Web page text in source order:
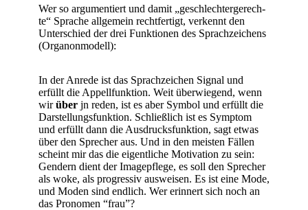
Wer so argu­men­tiert und damit „geschlech­ter­ge­rech­
te“ Spra­che all­ge­mein recht­fer­tigt, ver­kennt den
Unter­schied der drei Funk­tio­nen des Sprach­zei­chens
(Orga­non­mo­dell):
In der Anre­de ist das Sprach­zei­chen Signal und
erfüllt die Appell­funk­ti­on. Weit über­wie­gend, wenn
wirüber jn reden, ist es aber Sym­bol und erfüllt die
Dar­stel­lungs­funk­ti­on. Schließ­lich ist es Sym­ptom
und erfüllt dann die Aus­drucks­funk­ti­on, sagt etwas
über den Spre­cher aus. Und in den meis­ten Fäl­len
scheint mir das die eigent­li­che Moti­va­ti­on zu sein:
Gen­dern dient der Image­pfle­ge, es soll den Spre­cher
als woke, als pro­gres­siv aus­wei­sen. Es ist eine Mode,
und Moden sind end­lich. Wer erin­nert sich noch an
das Pro­no­men “frau”?